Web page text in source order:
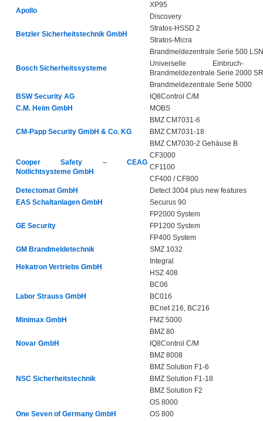
Apollo
XP95
Discovery
Betzler Sicherheitstechnik GmbH
Stratos-HSSD 2
Stratos-Micra
Bosch Sicherheitssysteme
Brandmeldezentrale Serie 500 LSN
Universelle Einbruch-
Brandmeldezentrale Serie 2000
Brandmeldezentrale Serie 5000
BSW Security AG
IQ8Control C/M
C.M. Heim GmbH
MOBS
CM-Papp Security GmbH & Co. KG
BMZ CM7031-6
BMZ CM7031-18
BMZ CM7030-2 Gehäuse B
Cooper Safety – CEAG
Notlichtsysteme GmbH
CF3000
CF1100
CF400 / CF800
Detectomat GmbH
Detect 3004 plus new features
EAS Schaltanlagen GmbH
Securus 90
GE Security
FP2000 System
FP1200 System
FP400 System
GM Brandmeldetechnik
SMZ 1032
Hekatron Vertriebs GmbH
Integral
HSZ 408
Labor Strauss GmbH
BC06
BC016
BCnet 216, BC216
Minimax GmbH
FMZ 5000
Novar GmbH
BMZ 80
IQ8Control C/M
BMZ 8008
NSC Sicherheitstechnik
BMZ Solution F1-6
BMZ Solution F1-18
BMZ Solution F2
One Seven of Germany GmbH
OS 8000
OS 800